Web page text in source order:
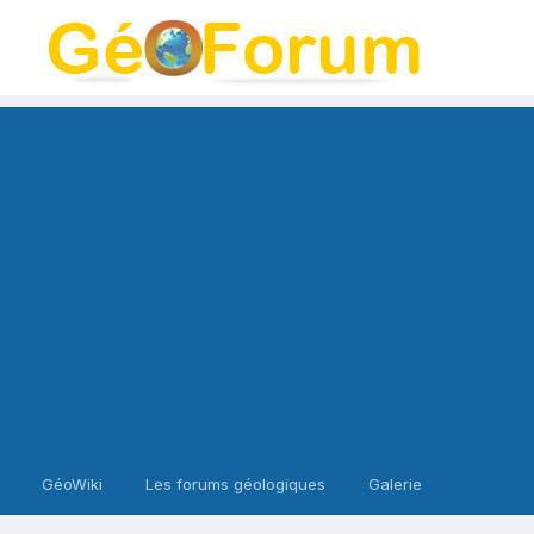
GéoWiki Les forums géologiques Galerie